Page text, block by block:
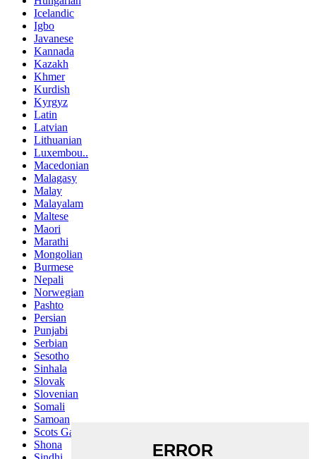
Icelandic
Igbo
Javanese
Kannada
Kazakh
Khmer
Kurdish
Kyrgyz
Latin
Latvian
Lithuanian
Luxembou..
Macedonian
Malagasy
Malay
Malayalam
Maltese
Maori
Marathi
Mongolian
Burmese
Nepali
Norwegian
Pashto
Persian
Punjabi
Serbian
Sesotho
Sinhala
Slovak
Slovenian
Somali
Samoan
Scots Gaelic
Shona